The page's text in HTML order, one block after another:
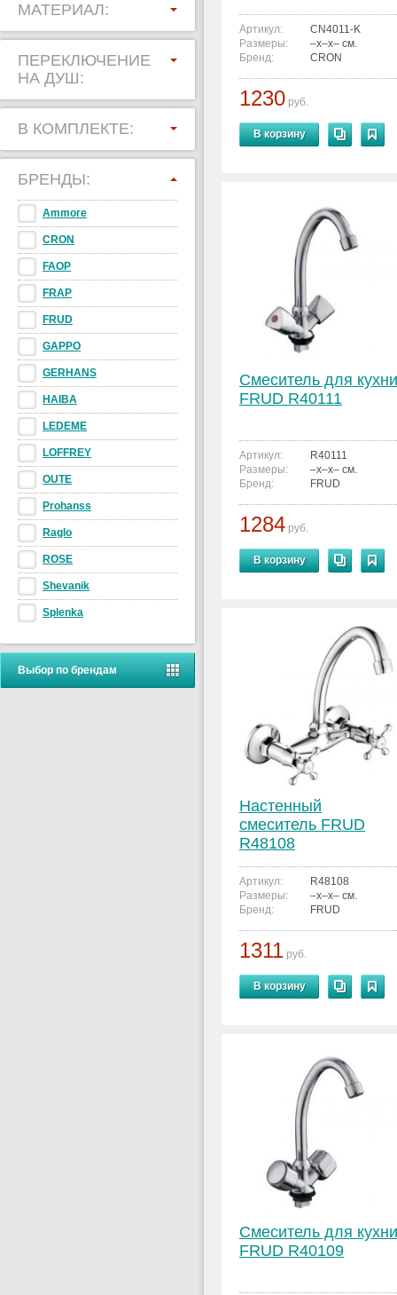
МАТЕРИАЛ:
ПЕРЕКЛЮЧЕНИЕ
НА ДУШ:
В КОМПЛЕКТЕ:
БРЕНДЫ:
Ammore
CRON
FAOP
FRAP
FRUD
GAPPO
GERHANS
HAIBA
LEDEME
LOFFREY
OUTE
Prohanss
Raglo
ROSE
Shevanik
Splenka
Выбор по брендам
Артикул:
CN4011-K
Размеры:
–x–x– см.
Бренд:
CRON
1230 руб.
В корзину
Смеситель для кухни
FRUD R40111
Артикул:
R40111
Размеры:
–x–x– см.
Бренд:
FRUD
1284 руб.
В корзину
Настенный
смеситель FRUD
R48108
Артикул:
R48108
Размеры:
–x–x– см.
Бренд:
FRUD
1311 руб.
В корзину
Смеситель для кухни
FRUD R40109